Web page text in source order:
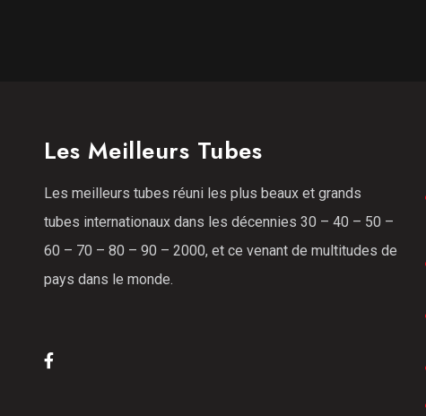
Les Meilleurs Tubes
Les meilleurs tubes réuni les plus beaux et grands
tubes internationaux dans les décennies 30 – 40 – 50 –
60 – 70 – 80 – 90 – 2000, et ce venant de multitudes de
pays dans le monde.